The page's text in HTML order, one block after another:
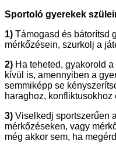
Sportoló gyerekek
1) Támogasd és bátorítsd
mérkőzésein, szurkolj a
2) Ha teheted, gyakorold
kívül is, amennyiben a
semmiképp se
haraghoz,
3) Viselkedj sportszerűen
mérkőzéseken, vagy
még akkor sem, ha